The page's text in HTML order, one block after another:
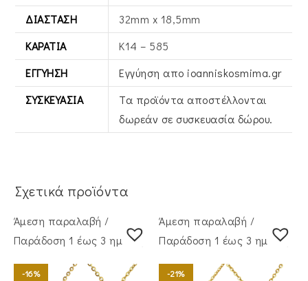
ΔΙΆΣΤΑΣΗ
32mm x 18,5mm
ΚΑΡΆΤΙΑ
Κ14 – 585
ΕΓΓΎΗΣΗ
Εγγύηση απο ioanniskosmima.gr
ΣΥΣΚΕΥΑΣΊΑ
Τα προϊόντα αποστέλλονται
δωρεάν σε συσκευασία δώρου.
Σχετικά προϊόντα
Άμεση παραλαβή /
Παράδoση 1 έως 3 ημέρες
-16%
Άμεση παραλαβή /
Παράδoση 1 έως 3 ημέρες
-21%